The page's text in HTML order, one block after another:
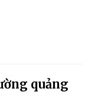
quảng